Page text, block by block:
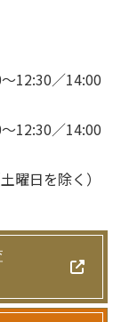
12:30／14:00
／14:00
曜日を除く）